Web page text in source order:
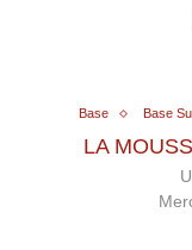
Base Base
LA